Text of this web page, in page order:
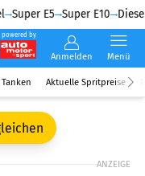
Super E5 Super E10 Diesel
powered by
Anmelden Menü
Aktuelle Spritpreise
ANZEIGE